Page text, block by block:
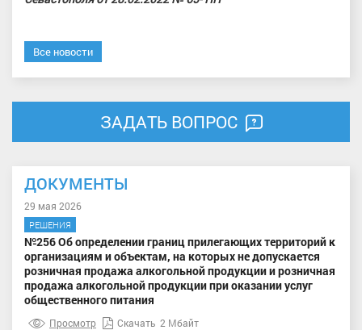
Все новости
ЗАДАТЬ ВОПРОС
ДОКУМЕНТЫ
29 мая 2026
РЕШЕНИЯ
№256 Об определении границ прилегающих территорий к
организациям и объектам, на которых не допускается
розничная продажа алкогольной продукции и розничная
продажа алкогольной продукции при оказании услуг
общественного питания
Просмотр Скачать 2 Мбайт